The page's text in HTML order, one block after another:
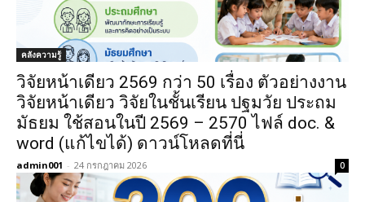
คลังความรู้
วิจัยหน้าเดียว 2569 กว่า 50 เรื่อง ตัวอย่างงาน
วิจัยหน้าเดียว วิจัยในชั้นเรียน ปฐมวัย ประถม
มัธยม ใช้สอนในปี 2569 – 2570 ไฟล์ doc. &
word (แก้ไขได้) ดาวน์โหลดที่นี่
admin001 - 24 กรกฎาคม 2026 0